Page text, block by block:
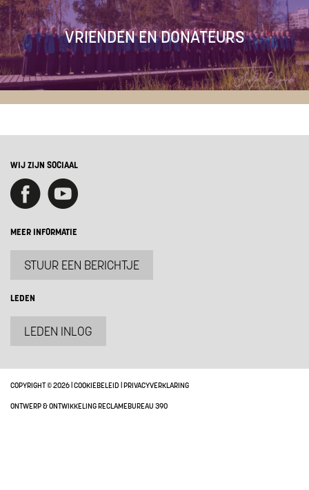
VRIENDEN EN DONATEURS
WIJ ZIJN SOCIAAL
MEER INFORMATIE
STUUR EEN BERICHTJE
LEDEN
LEDEN INLOG
COPYRIGHT © 2026 | COOKIEBELEID PRIVACYVERKLARING
ONTWERP & ONTWIKKELING RECLAMEBUREAU 390